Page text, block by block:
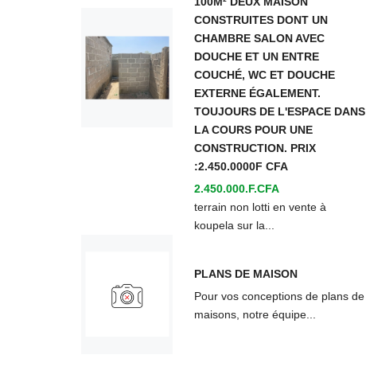
CONSTRUITES DONT UN
CHAMBRE SALON AVEC
DOUCHE ET UN ENTRE
COUCHÉ, WC ET DOUCHE
EXTERNE ÉGALEMENT.
TOUJOURS DE L'ESPACE DANS
LA COURS POUR UNE
CONSTRUCTION. PRIX
:2.450.0000F CFA
2.450.000.F.CFA
terrain non lotti en vente à
koupela sur la...
PLANS DE MAISON
Pour vos conceptions de plans de
maisons, notre équipe...